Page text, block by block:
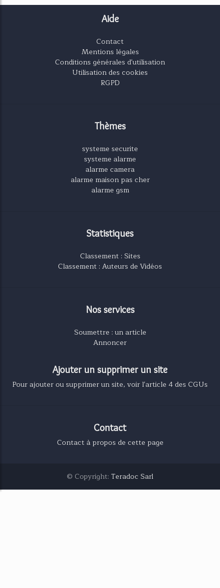
Aide
Contact
Mentions légales
Conditions générales d'utilisation
Utilisation des cookies
RGPD
Thèmes
systeme securite
systeme alarme
alarme camera
alarme maison pas cher
alarme gsm
Statistiques
Classement : Sites
Classement : Auteurs de Vidéos
Nos services
Soumettre : un article
Annoncer
Ajouter un supprimer un site
Pour ajouter ou supprimer un site, voir l'article 4 des CGUs
Contact
Contact à propos de cette page
© Copyright: Teradoc Sarl